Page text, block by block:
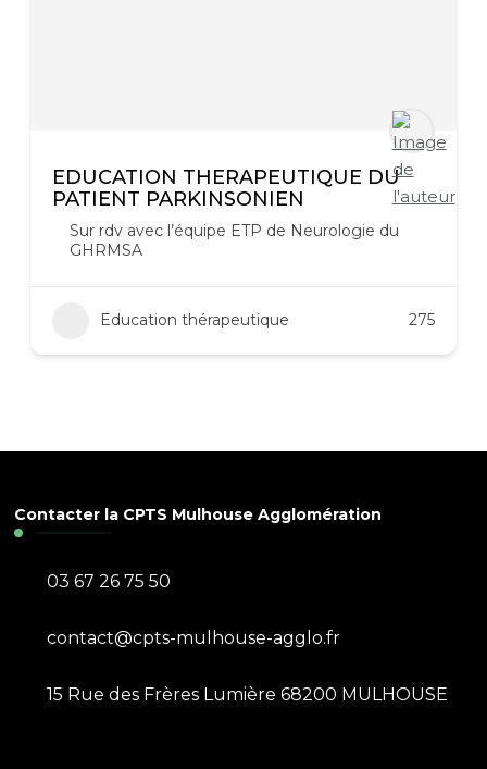
EDUCATION THERAPEUTIQUE DU
PATIENT PARKINSONIEN
Sur rdv avec l’équipe ETP de Neurologie du
GHRMSA
Education thérapeutique 275
Contacter la CPTS Mulhouse Agglomération
03 67 26 75 50
contact@cpts-mulhouse-agglo.fr
15 Rue des Frères Lumière 68200 MULHOUSE